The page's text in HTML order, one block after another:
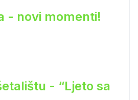
- novi momenti!
- “Ljeto sa